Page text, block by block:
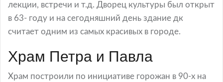
лекции, встречи и т.д. Дворец культуры был открыт
в 63- году и на сегодняшний день здание дк
считает одним из самых красивых в городе.
Храм Петра и Павла
Храм построили по инициативе горожан в 90-х на